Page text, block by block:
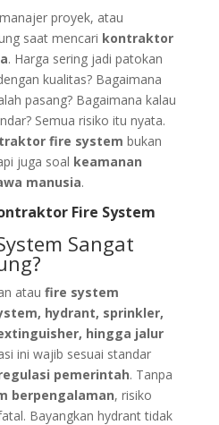
proyek, atau
saat mencari kontraktor
. Harga sering jadi patokan
kualitas? Bagaimana
pasang? Bagaimana kalau
Semua risiko itu nyata.
fire system bukan
juga soal keamanan
manusia.
Fire System
Sangat
atau fire system
hydrant, sprinkler,
hingga jalur
ini wajib sesuai standar
regulasi pemerintah. Tanpa
berpengalaman, risiko
Bayangkan hydrant tidak